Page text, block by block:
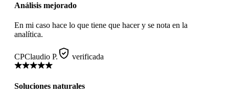
Análisis mejorado
En mi caso hace lo que tiene que hacer y se nota en la
analítica.
CPClaudio P. verificada
Soluciones naturales